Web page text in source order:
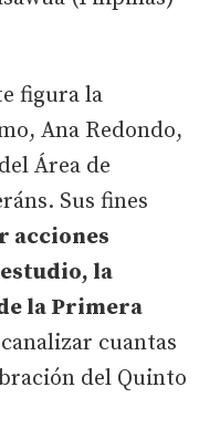
figura la
Ana Redondo,
Área de
Sus fines
acciones
la
la Primera
cuantas
del Quinto